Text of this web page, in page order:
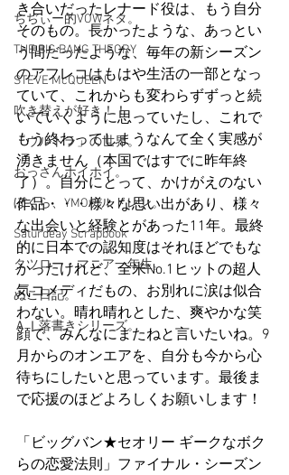
ちぢぃー的VOWネタ。
THE BIG BANG THEORY
STEVE McQUEEN
吹き替えが好き！！
「ウルトラ」の世界。
おっさんホイホイ。
ぼくら、YMOチルドレン。
Saturdeay Scrapbook
タツロー・マニア一年生。
ぬこ日記。
ＡＩ落書きシリーズ。
き合いだったレナード役は、もう自分
そのもの。長かったような、あっとい
う間だったような、毎年の新シーズン
のアフレコはもはや生活の一部となっ
ていて、これからも変わらずずっと続
いていくように思っていたし、これで
もう終わってしまうなんて全く実感が
湧きません（本国ではすでに昨年終
了）。自分にとって、かけがえのない
作品・・・様々な思い出があり、様々
な出会いと経験とがあった11年。最終
的に日本での認知度はそれほどでもな
かったけれど、全米No.1ヒットの超人
気コメディだもの、お別れに涙は似合
わない。晴れ晴れとした、爽やかな笑
顔で、みんなにまたねと言いたいね。9
月からのオンエアを、自分も今から心
待ちにしたいと思っています。最後ま
で応援のほどよろしくお願いします！
「ビッグバン★セオリー ギークなボク
らの恋愛法則」ファイナル・シーズン